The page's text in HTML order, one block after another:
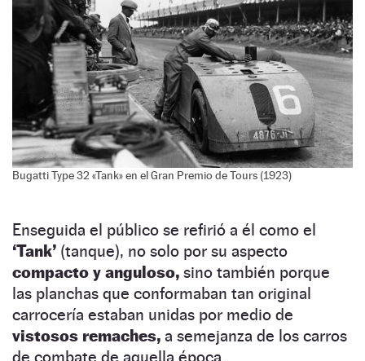
Bugatti Type 32 «Tank» en el Gran Premio de Tours (1923)
Enseguida el público se refirió a él como el
‘Tank’ (tanque), no solo por su aspecto
compacto y anguloso, sino también porque
las planchas que conformaban tan original
carrocería estaban unidas por medio de
vistosos remaches, a semejanza de los carros
de combate de aquella época.